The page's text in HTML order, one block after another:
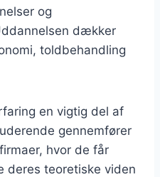
og
dækker
toldbehandling
en vigtig del af
gennemfører
hvor de får
deres teoretiske viden